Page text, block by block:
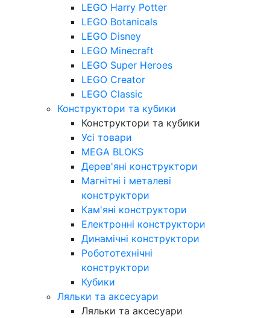
LEGO Harry Potter
LEGO Botanicals
LEGO Disney
LEGO Minecraft
LEGO Super Heroes
LEGO Creator
LEGO Classic
Конструктори та кубики
Конструктори та кубики
Усі товари
MEGA BLOKS
Дерев'яні конструктори
Магнітні і металеві
конструктори
Кам'яні конструктори
Електронні конструктори
Динамічні конструктори
Робототехнічні
конструктори
Кубики
Ляльки та аксесуари
Ляльки та аксесуари